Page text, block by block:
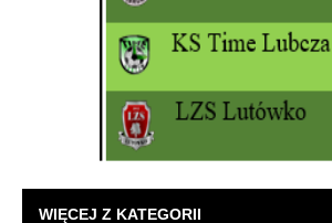
WIĘCEJ Z KATEGORII